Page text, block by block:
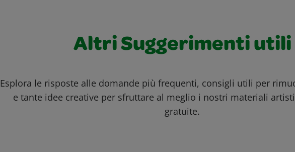
Altri Suggerimenti utili
Esplora le risposte alle domande più frequenti, consigli utili per
e tante idee creative per sfruttare al meglio i nostri materiali
gratuite.